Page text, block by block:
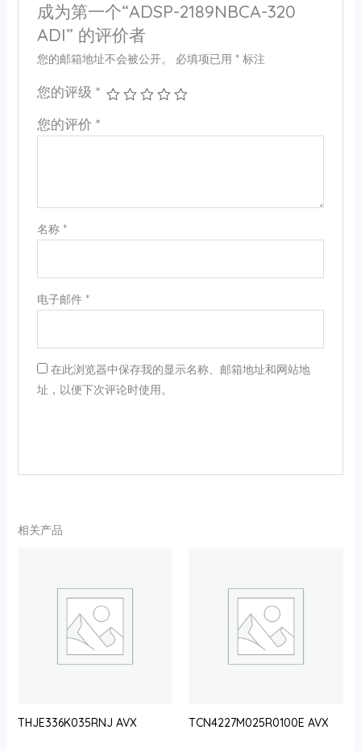
成为第一个“ADSP-2189NBCA-320
ADI” 的评价者
您的邮箱地址不会被公开。 必填项已用 *标注
您的评级 *
您的评价 *
名称 *
电子邮件 *
在此浏览器中保存我的显示名称、邮箱地址和网站地
址，以便下次评论时使用。
相关产品
THJE336K035RNJ AVX TCN4227M025R0100E AVX